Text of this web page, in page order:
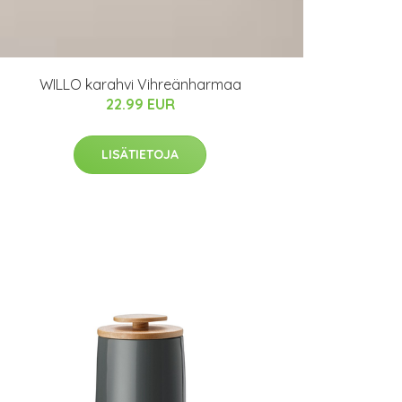
WILLO karahvi Vihreänharmaa
22.99 EUR
LISÄTIETOJA